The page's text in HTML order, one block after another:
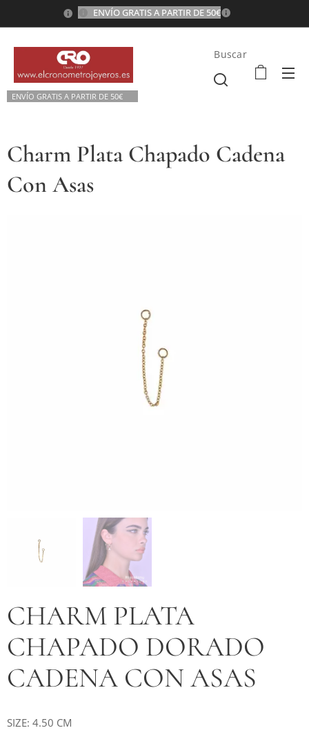
ENVÍO GRATIS A PARTIR DE 50€
ENVÍO GRATIS A PARTIR DE 50€💫
Buscar
Charm Plata Chapado Cadena
Con Asas
CHARM PLATA
CHAPADO DORADO
CADENA CON ASAS
SIZE: 4.50 CM